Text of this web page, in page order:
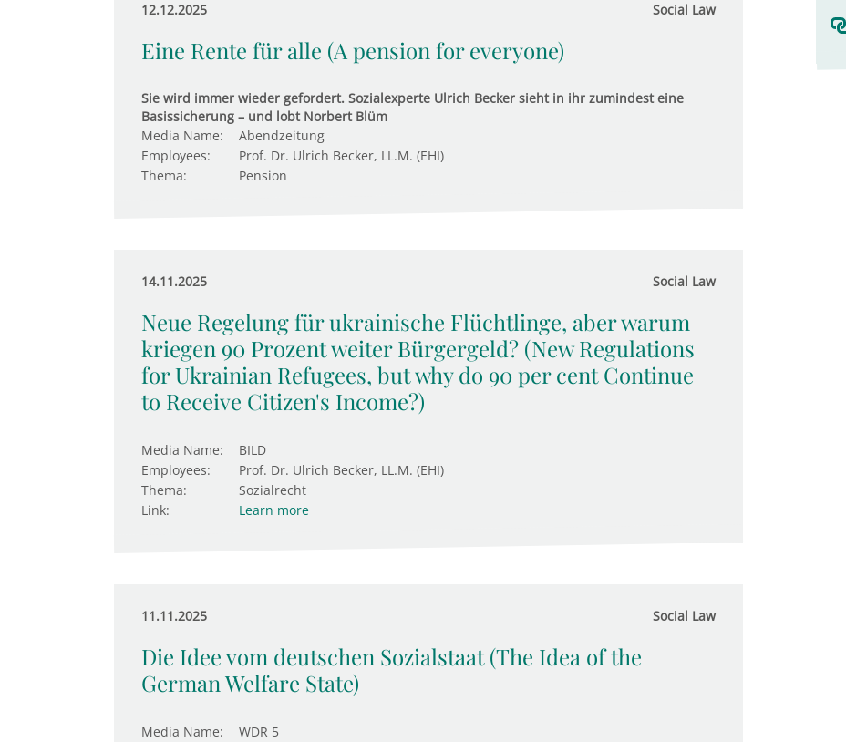
12.12.2025 Social Law
Eine Rente für alle (A pension for everyone)
Sie wird immer wieder gefordert. Sozialexperte Ulrich Becker sieht in ihr zumindest eine
Basissicherung – und lobt Norbert Blüm
Media Name:
Abendzeitung
Employees:
Prof. Dr. Ulrich Becker, LL.M. (EHI)
Thema:
Pension
14.11.2025 Social Law
Neue Regelung für ukrainische Flüchtlinge, aber warum
kriegen 90 Prozent weiter Bürgergeld? (New Regulations
for Ukrainian Refugees, but why do 90 per cent Continue
to Receive Citizen's Income?)
Media Name:
BILD
Employees:
Prof. Dr. Ulrich Becker, LL.M. (EHI)
Thema:
Sozialrecht
Link:
Learn more
11.11.2025 Social Law
Die Idee vom deutschen Sozialstaat (The Idea of the
German Welfare State)
Media Name:
WDR 5